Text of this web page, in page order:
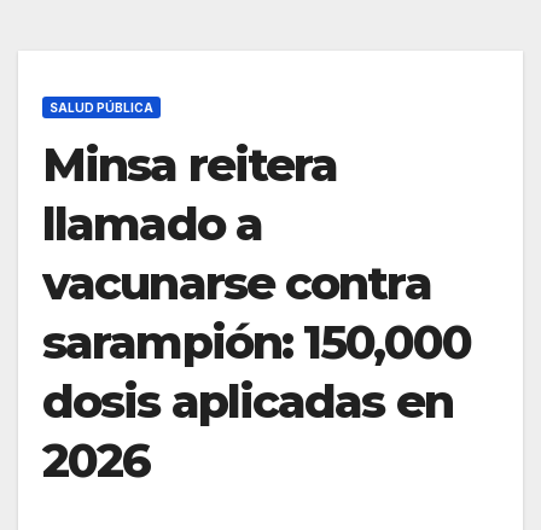
SALUD PÚBLICA
Minsa reitera
llamado a
vacunarse contra
sarampión: 150,000
dosis aplicadas en
2026